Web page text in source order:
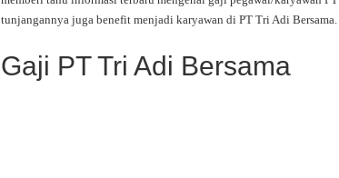
tunjangannya juga benefit menjadi karyawan di PT Tri Adi
Gaji PT Tri Adi Bersama